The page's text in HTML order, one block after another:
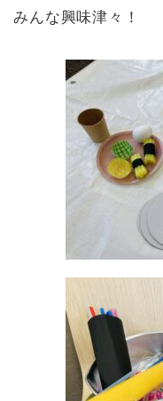
みんな興味津々！